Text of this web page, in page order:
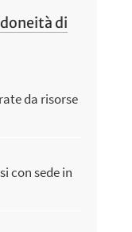
di
da risorse
con sede in